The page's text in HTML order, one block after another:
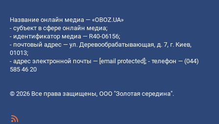
Название онлайн медиа — «OBOZ.UA»
- субъект в сфере онлайн медиа;
- идентификатор медиа — R40-06156;
- почтовый адрес — ул. Деревообрабатывающая, д. 7, г. Киев,
01013;
- адрес электронной почты — [email protected] ; - телефон — (044)
585 46 20
© 2026 Все права защищены, ООО "Золотая середина".